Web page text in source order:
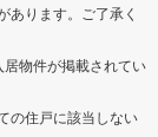
あります。ご了承く
居物件が掲載されてい
の住戸に該当しない